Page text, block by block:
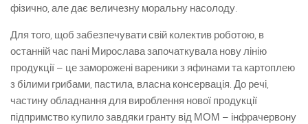
фізично, але дає величезну моральну насолоду.
Для того, щоб забезпечувати свій колектив роботою, в
останній час пані Мирослава започаткувала нову лінію
продукції – це заморожені вареники з яфинами та картоплею
з білими грибами, пастила, власна консервація. До речі,
частину обладнання для вироблення нової продукції
підпримство купило завдяки гранту від МОМ – інфрачервону